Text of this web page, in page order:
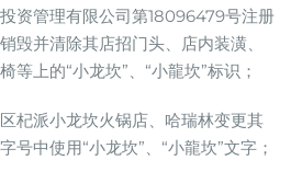
资管理有限公司第18096479号注册
毁并清除其店招门头、店内装潢、
等上的“小龙坎”、“小龍坎”标识；
杞派小龙坎火锅店、哈瑞林变更其
号中使用“小龙坎”、“小龍坎”文字；